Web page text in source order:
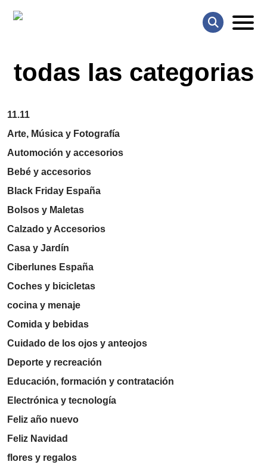
todas las categorias
11.11
Arte, Música y Fotografía
Automoción y accesorios
Bebé y accesorios
Black Friday España
Bolsos y Maletas
Calzado y Accesorios
Casa y Jardín
Ciberlunes España
Coches y bicicletas
cocina y menaje
Comida y bebidas
Cuidado de los ojos y anteojos
Deporte y recreación
Educación, formación y contratación
Electrónica y tecnología
Feliz año nuevo
Feliz Navidad
flores y regalos